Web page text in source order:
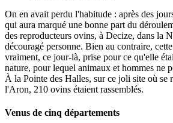
On en avait perdu l'habitude : après des
qui aura marqué une bonne part du
des reproducteurs ovins, à Decize, dans la
découragé personne. Bien au contraire,
vraiment, ce jour-là, prise pour ce qu'elle
nature, pour lequel animaux et hommes ne
À la Pointe des Halles, sur ce joli site où se
l'Aron, 210 ovins étaient rassemblés.
Venus de cinq départements